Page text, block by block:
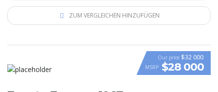
ZUM VERGLEICHEN HINZUFÜGEN
Our price $32 000
MSRP $28 000